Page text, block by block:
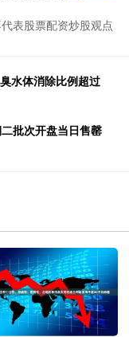
表股票配资炒股观点
水体消除比例超过
批次开盘当日售罄